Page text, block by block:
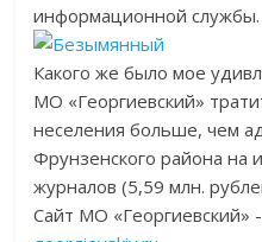
информационной службы.
Какого же было мое
МО «Георгиевский»
неселения больше, чем
Фрунзенского района на
журналов (5,59 млн.
Сайт МО «Георгиевский»